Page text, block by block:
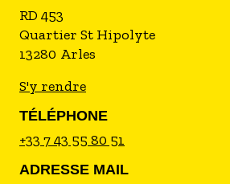
RD 453
Quartier St Hipolyte
13280 Arles
S'y rendre
TÉLÉPHONE
+33 7 43 55 80 51
ADRESSE MAIL